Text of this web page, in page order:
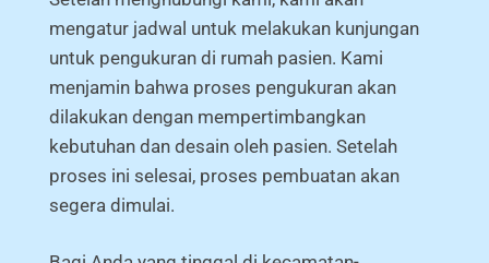
mengatur jadwal untuk melakukan kunjungan
untuk pengukuran di rumah pasien. Kami
menjamin bahwa proses pengukuran akan
dilakukan dengan mempertimbangkan
kebutuhan dan desain oleh pasien. Setelah
proses ini selesai, proses pembuatan akan
segera dimulai.